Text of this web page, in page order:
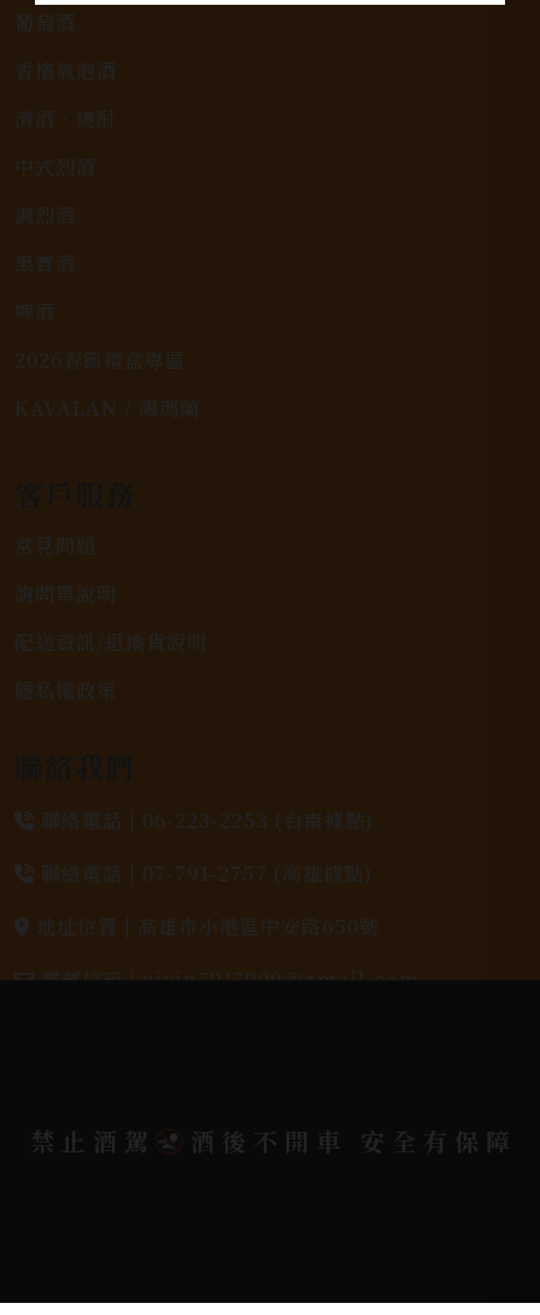
葡萄酒
香檳氣泡酒
清酒、燒酎
中式烈酒
調烈酒
果實酒
啤酒
2026春節禮盒專區
KAVALAN / 噶瑪蘭
常見問題
詢問單說明
配送資訊/退換貨說明
隱私權政策
聯絡電話 | 06-223-2253 (台南據點)
聯絡電話 | 07-791-2757 (高雄據點)
地址位置 | 高雄市小港區中安路650號
電郵信箱 |yixin7917909@gmail.com
2026. All rights reserved.
Designed By
Bondlink
禁止酒駕 酒後不開車 安全有保障